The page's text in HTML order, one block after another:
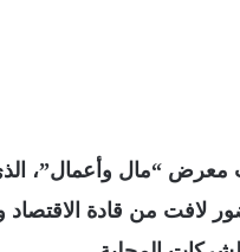
معرض “مال وأعمال”،
لافت من قادة الاقتصاد